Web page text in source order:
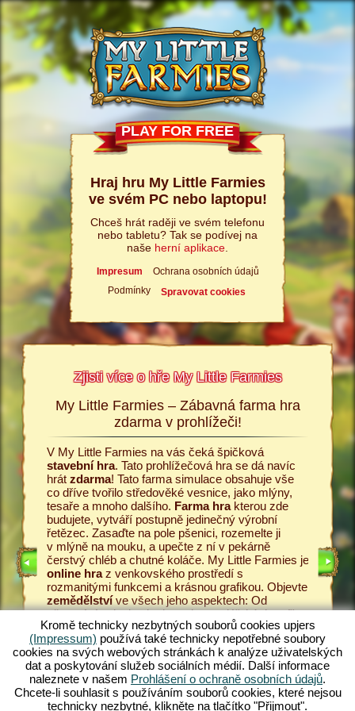
PLAY FOR FREE
Hraj hru My Little Farmies
ve svém PC nebo laptopu!
Chceš hrát raději ve svém telefonu
nebo tabletu? Tak se podívej na
naše herní aplikace
Impresum
Ochrana osobních údajů
Podmínky
Spravovat cookies
Zjisti více o hře My Little Farmies
a k
My Little Farmies – Zábavná farma hra
zdarma v prohlížeči!
V My Little Farmies na vás čeká špičková
stavební hra. Tato prohlížečová hra se dá navíc
hrát zdarma! Tato farma simulace obsahuje vše
co dříve tvořilo středověké vesnice, jako mlýny,
tesaře a mnoho dalšího. Farma hrakterou zde
budujete, vytváří postupně jedinečný výrobní
řetězec. Zasaďte na pole pšenici, rozemelte ji
v mlýně na mouku, a upečte z ní v pekárně
čerstvý chléb a chutné koláče. My Little Farmies je
online hraz venkovského prostředí s
rozmanitými funkcemi a krásnou grafikou. Objevte
zemědělstvíve všech jeho aspektech: Od
pěstování zeleniny k chovu hospodářských zvířat.
Setkáte se s tradičnímihospodářskými zvířaty,
jako je prase kadeřavé Mangalica nebo nádherná
hedvábnička bílá Vytvářejte dechberoucí rozkvetlé
krajiny v My Little Farmies – hraj nyní zdarma.
Nejlepší online hrav prohlížeči!
Vše
Little
nabízí i
kvalitní
hryv
vámi
řetězec
zdarma
Kromě technicky nezbytných souborů cookies upjers
(Impressum) používá také technicky nepotřebné soubory
cookies na svých webových stránkách k analýze uživatelských
dat a poskytování služeb sociálních médií. Další informace
naleznete v našem Prohlášení o ochraně osobních údajů.
Chcete-li souhlasit s používáním souborů cookies, které nejsou
technicky nezbytné, klikněte na tlačítko "Přijmout".